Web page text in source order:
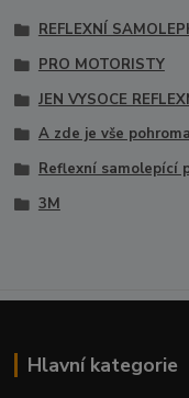
REFLEXNÍ
PRO MOTORISTY
JEN VYSOCE
A zde je vše
Reflexní samolepící
3M
Hlavní kategorie